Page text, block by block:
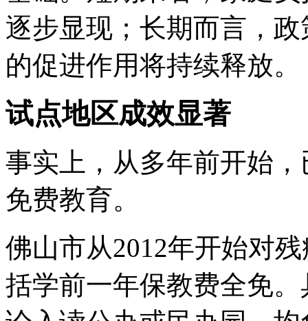
逐步显现；长期而言，
的促进作用将持续释放。
试点地区成效显著
事实上，从多年前开始
免费教育。
佛山市从2012年开始对
括学前一年保教费全免